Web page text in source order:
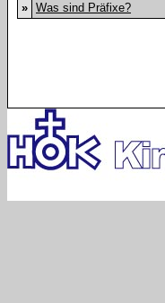
» Was sind Präfixe?